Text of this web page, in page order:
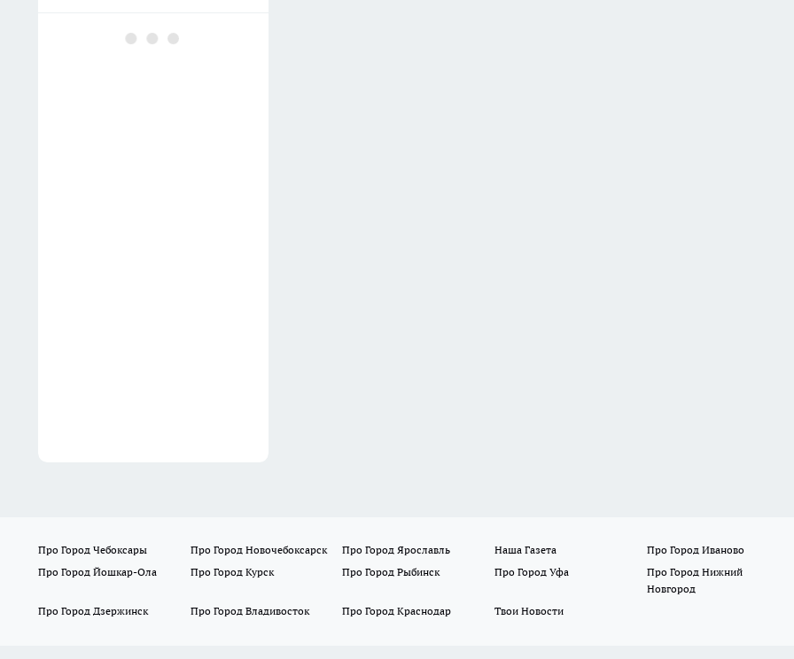
В Ростовской области со
Про Город Чебоксары Про Город Новочебоксарск Про Город Ярославль Наша Газета
Про Город Иваново
Про Город Йошкар-Ола
Про Город Курск Про Город Рыбинск Про Город Уфа
Про Город Нижний
Новгород
Про Город Дзержинск
Про Город Владивосток Про Город Краснодар Твои Новости